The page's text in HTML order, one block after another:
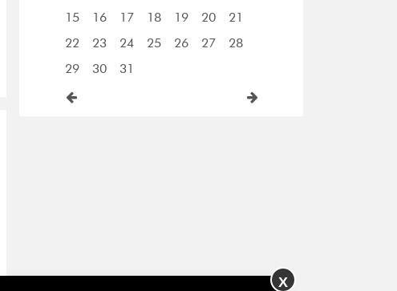
15
16 17 18 19 20
21
22
23 24 25 26 27
28
29
30 31
X